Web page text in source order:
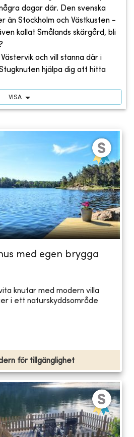
dagar där. Den svenska
än Stockholm och Västkusten -
kallat Smålands skärgård, bli
och vill stanna där i
hjälpa dig att hitta
VISA
med egen brygga
knutar med modern villa
i ett naturskyddsområde
för tillgänglighet